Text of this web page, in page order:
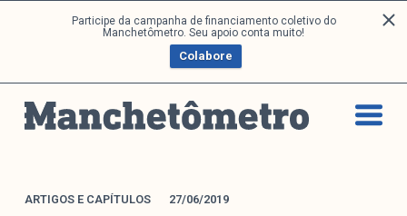
Participe da campanha de financiamento coletivo do
Manchetômetro. Seu apoio conta muito!
Colabore
a
p
Análises
DONI
Boletim M
ARTIGOS E CAPÍTULOS 27/06/2019